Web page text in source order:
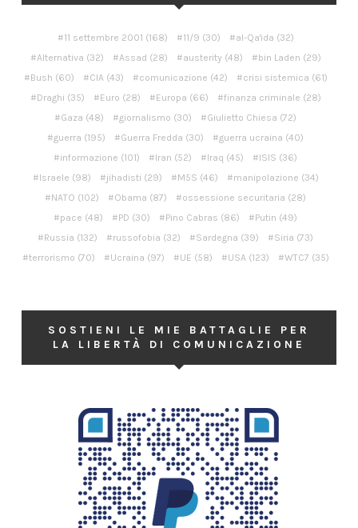
11 settembre 2001 (168) 11/9 (30) al-Qa'ida (32)
Alternativa (32) Assad (28) austerity (48) bin Laden (29)
Bush (60) CIA(43) comunicazione (42) crisi sistemica (61)
Draghi (35) Euro (28) Europa (66) finanza criminale (28)
Gaza (48) giornalismo (30) Giulietto Chiesa (72)
guerra (195) Guerra Fredda (30) guerra ucraina (40)
informazione (101) Iran (52) Iraq (45) ISIS (36)
Israele (98) jihadisti (29) M5S (46) manipolazione (34)
NATO (102) Obama (87) ossessione securitaria (28)
pace (48) PD (30) Pino Cabras (86) Putin (49)
Russia (132) russofobia (32) Sardegna (39) Siria (73)
terrorismo (70) Ucraina (97) UE (58) USA(123) WTC7 (35)
SOSTIENI LE MIE BATTAGLIE PER
LA LIBERTÀ DI COMUNICAZIONE